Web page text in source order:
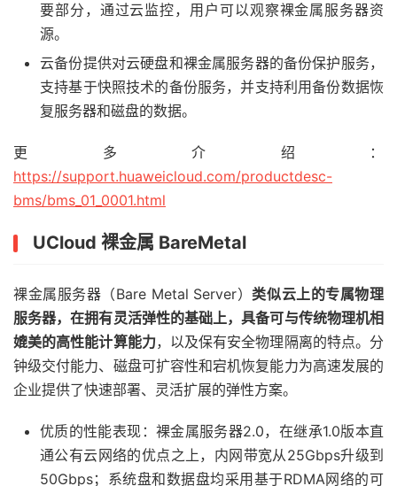
要部分，通过云监控，用户可以观察裸金属服务器资
源。
云备份提供对云硬盘和裸金属服务器的备份保护服务，
支持基于快照技术的备份服务，并支持利用备份数据恢
复服务器和磁盘的数据。
更多介绍：
https://support.huaweicloud.com/productdesc-
bms/bms_01_0001.html
UCloud 裸金属 BareMetal
裸金属服务器（Bare Metal Server）类似云上的专属物理
服务器，在拥有灵活弹性的基础上，具备可与传统物理机相
媲美的高性能计算能力，以及保有安全物理隔离的特点。分
钟级交付能力、磁盘可扩容性和宕机恢复能力为高速发展的
企业提供了快速部署、灵活扩展的弹性方案。
优质的性能表现：裸金属服务器2.0，在继承1.0版本直
通公有云网络的优点之上，内网带宽从25Gbps升级到
50Gbps；系统盘和数据盘均采用基于RDMA网络的可